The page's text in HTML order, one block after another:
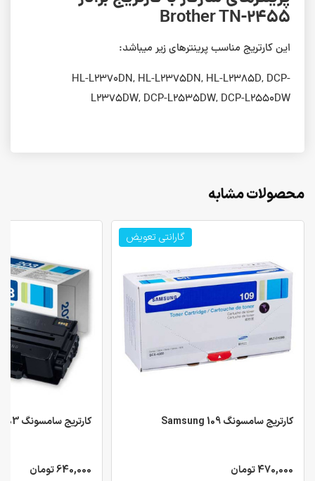
Brother TN-2455
این کارتریج مناسب پرینترهای زیر میباشد:
HL-L2370DN, HL-L2375DN, HL-L2385D, DCP-
L2375DW, DCP-L2535DW, DCP-L2550DW
محصولات مشابه
گارانتی تعویض
کارتریج سامسونگ Samsung 109
470,000 تومان
کارتریج سامسونگ Samsung 203
640,000 تومان